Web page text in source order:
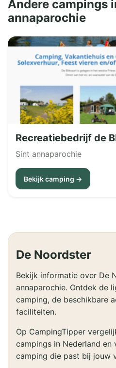
Andere campings
annaparochie
Recreatiebedrijf de
Sint annaparochie
Bekijk camping →
De Noordster
Bekijk informatie over De
annaparochie. Ontdek de
camping, de beschikbare
faciliteiten.
Op CampingTipper
campings in Nederland en
camping die past bij jouw